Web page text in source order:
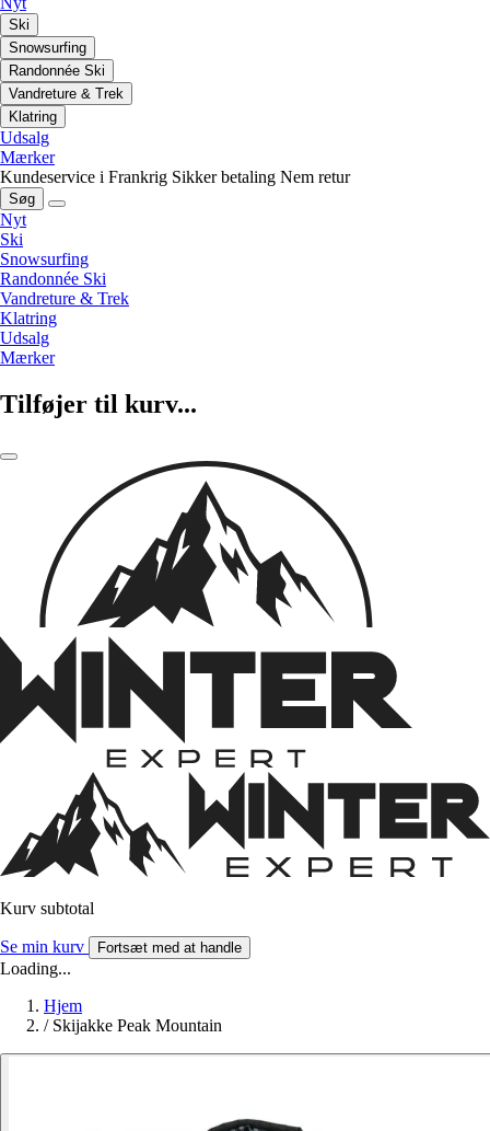
Ski
Snowsurfing
Randonnée Ski
Vandreture & Trek
Klatring
Udsalg
Mærker
Kundeservice i Frankrig Sikker betaling Nem retur
Søg
Nyt
Ski
Snowsurfing
Randonnée Ski
Vandreture & Trek
Klatring
Udsalg
Mærker
Tilføjer til kurv...
Kurv subtotal
Se min kurv Fortsæt med at handle
Loading...
Hjem
/ Skijakke Peak Mountain